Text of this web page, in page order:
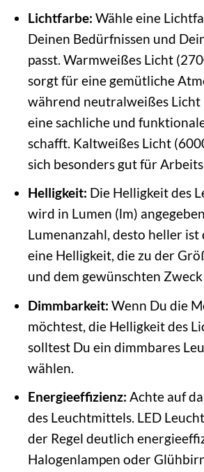
Lichtfarbe: Wähle eine
Deinen Bedürfnissen und
passt. Warmweißes Licht
sorgt für eine gemütliche
während neutralweißes Licht
eine sachliche und
schafft. Kaltweißes Licht
sich besonders gut für
Helligkeit: Die Helligkeit des
wird in Lumen (lm)
Lumenanzahl, desto heller ist
eine Helligkeit, die zu der
und dem gewünschten Zweck
Dimmbarkeit: Wenn Du die
möchtest, die Helligkeit des
solltest Du ein dimmbares
wählen.
Energieeffizienz: Achte auf
des Leuchtmittels. LED
der Regel deutlich
Halogenlampen oder